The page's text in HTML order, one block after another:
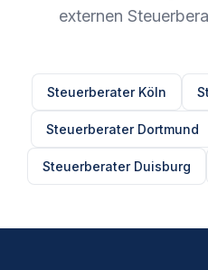
externen
Steuerberater Köln
Steuerberater Dortmund
Steuerberater Duisburg